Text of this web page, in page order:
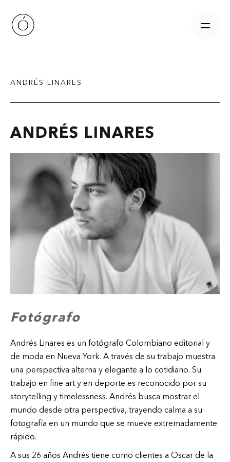
content
ANDRÉS LINARES
ANDRÉS LINARES
Fotógrafo
Andrés Linares es un fotógrafo Colombiano editorial y
de moda en Nueva York. A través de su trabajo muestra
una perspectiva alterna y elegante a lo cotidiano. Su
trabajo en fine art y en deporte es reconocido por su
storytelling y timelessness. Andrés busca mostrar el
mundo desde otra perspectiva, trayendo calma a su
fotografía en un mundo que se mueve extremadamente
rápido.
A sus 26 años Andrés tiene como clientes a Oscar de la